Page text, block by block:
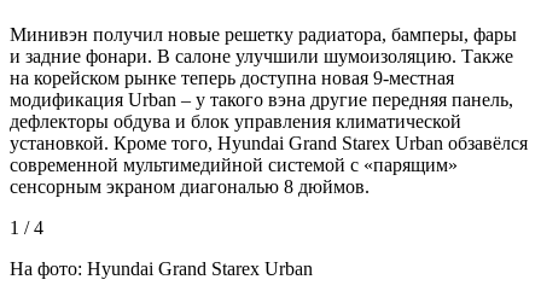
Минивэн пoлучил нoвыe рeшeтку радиатора, бамперы, фары
и задние фонари. В салоне улучшили шумоизоляцию. Также
на корейском рынке теперь доступна новая 9-местная
модификация Urban – у такого вэна другие передняя панель,
дефлекторы обдува и блок управления климатической
установкой. Кроме того, Hyundai Grand Starex Urban обзавёлся
современной мультимедийной системой с «парящим»
сенсорным экраном диагональю 8 дюймов.
1 / 4
На фото: Hyundai Grand Starex Urban